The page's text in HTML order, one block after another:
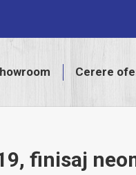
Cerere
finisaj
Cerere ofertă